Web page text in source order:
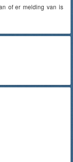
of er melding van is